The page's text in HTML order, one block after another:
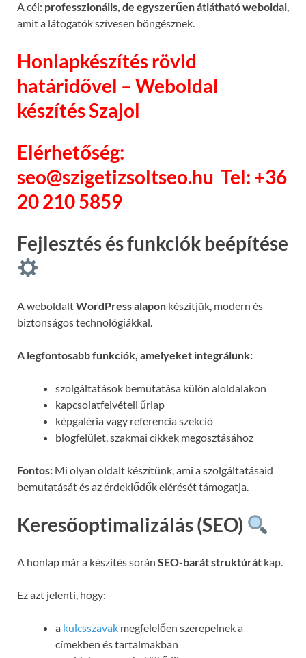
A cél: professzionális, de egyszerűen átlátható weboldal,
amit a látogatók szívesen böngésznek.
Honlapkészítés rövid
határidővel – Weboldal
készítés Szajol
Elérhetőség:
seo@szigetizsoltseo.hu Tel: +36
20 210 5859
Fejlesztés és funkciók beépítése
A weboldaltWordPress alapon készítjük, modern és
biztonságos technológiákkal.
A legfontosabb funkciók, amelyeket integrálunk:
szolgáltatások bemutatása külön aloldalakon
kapcsolatfelvételi űrlap
képgaléria vagy referencia szekció
blogfelület, szakmai cikkek megosztásához
Fontos: Mi olyan oldalt készítünk, ami a szolgáltatásaid
bemutatását és az érdeklődők elérését támogatja.
Keresőoptimalizálás (SEO)
A honlap már a készítés során SEO-barát struktúrát kap.
Ez azt jelenti, hogy:
a kulcsszavak megfelelően szerepelnek a
címekben és tartalmakban